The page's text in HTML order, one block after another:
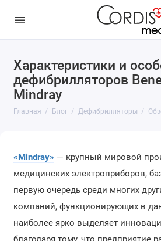
Характеристики и
дефибрилляторов
Mindray
Главная Блог Дефибрилляторы
«Mindray» — крупный мировой
медицинских электроприборов,
первую очередь среди многих
компаний, функционирующих в
наиболее ярко выделяет